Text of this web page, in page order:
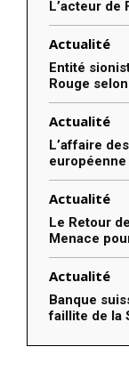
L’acteur de
Actualité
Entité
Rouge
Actualité
L’affaire
européenne
Actualité
Le Retour
Menace
Actualité
Banque
faillite de la